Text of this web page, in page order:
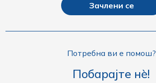
Зачлени се
Потребна ви е помош?
Побарајте нè!